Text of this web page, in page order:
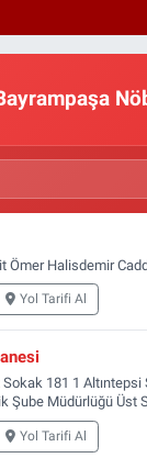
Ömer Halisdemir
Yol Tarifi Al
181 1 Altıntepsi
Şube Müdürlüğü Üst
Yol Tarifi Al